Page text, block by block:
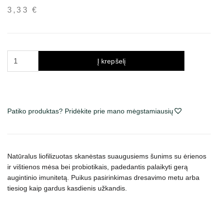
3,33 €
Immunity
šunims
g
Į krepšelį
Patiko produktas? Pridėkite prie mano mėgstamiausių
Natūralus liofilizuotas skanėstas suaugusiems šunims su ėrienos
ir vištienos mėsa bei probiotikais, padedantis palaikyti gerą
augintinio imunitetą. Puikus pasirinkimas dresavimo metu arba
tiesiog kaip gardus kasdienis užkandis.